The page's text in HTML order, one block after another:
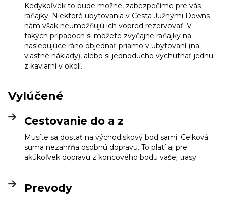
Kedykoľvek to bude možné, zabezpečíme pre vás
raňajky. Niektoré ubytovania v Cesta Južnými Downs
nám však neumožňujú ich vopred rezervovať. V
takých prípadoch si môžete zvyčajne raňajky na
nasledujúce ráno objednať priamo v ubytovaní (na
vlastné náklady), alebo si jednoducho vychutnať jednu
z kaviarní v okolí.
Vylúčené
Cestovanie do a z
Musíte sa dostať na východiskový bod sami. Celková
suma nezahŕňa osobnú dopravu. To platí aj pre
akúkoľvek dopravu z koncového bodu vašej trasy.
Prevody